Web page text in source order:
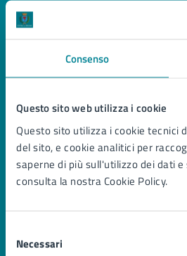
Consenso
Questo sito web utilizza i cookie
Questo sito utilizza i cookie tecnici
del sito, e cookie analitici per
saperne di più sull'utilizzo dei dati
consulta la nostra Cookie Policy.
delNecessari
Organi di governo
Aree amministrative
Enti e fondazioni
Politici
Documenti e Dati
CATEGORIE DI SERVIZIO
Ambiente
Cultura e tempo libero